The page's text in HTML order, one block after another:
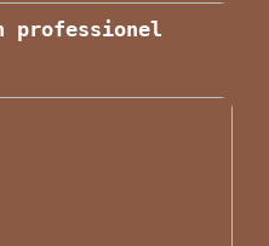
professionel